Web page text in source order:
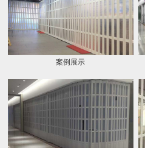
案例展示